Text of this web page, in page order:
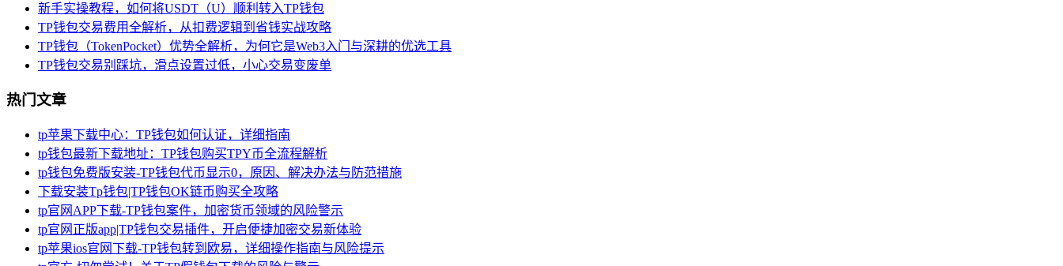
新手实操教程，如何将USDT（U）顺利转入TP钱包
TP钱包交易费用全解析，从扣费逻辑到省钱实战攻略
TP钱包（TokenPocket）优势全解析，为何它是Web3入门与深耕的优选工具
TP钱包交易别踩坑，滑点设置过低，小心交易变废单
热门文章
tp苹果下载中心：TP钱包如何认证，详细指南
tp钱包最新下载地址：TP钱包购买TPY币全流程解析
tp钱包免费版安装-TP钱包代币显示0，原因、解决办法与防范措施
下载安装Tp钱包|TP钱包OK链币购买全攻略
tp官网APP下载-TP钱包案件，加密货币领域的风险警示
tp官网正版app|TP钱包交易插件，开启便捷加密交易新体验
tp苹果ios官网下载-TP钱包转到欧易，详细操作指南与风险提示